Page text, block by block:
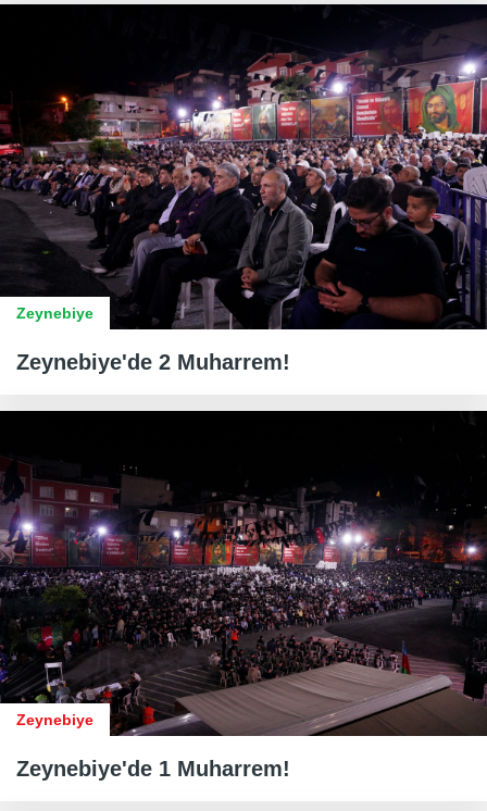
Zeynebiye
Zeynebiye'de 2 Muharrem!
Zeynebiye
Zeynebiye'de 1 Muharrem!